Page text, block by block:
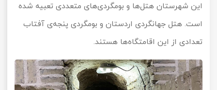
این شهرستان هتل‌ها و بومگردی‌های متعددی تعبیه شده
است. هتل جهانگردی اردستان و بومگردی پنجه‌ی آفتاب
تعدادی از این اقامتگاه‌ها هستند.